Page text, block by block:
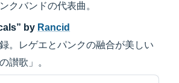
クバンドの代表曲。
by Rancid
。レゲエとパンクの融合が美しい
讃歌」。